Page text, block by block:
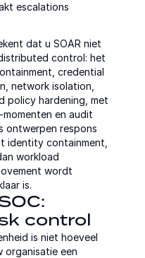
escalations
dat u SOAR niet
control: het
credential
network isolation,
policy hardening, met
en audit
ontwerpen respons
identity containment,
workload
wordt
is.
control
is niet hoeveel
organisatie een